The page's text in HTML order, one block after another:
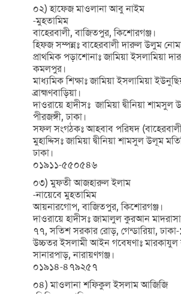
০২) হাফেজ মাওলানা আবু নাইম
-মুহতামিম
বাহেরবালী, বাজিতপুর, কিশোরগঞ্জ।
হিফজ সম্পন্নঃ বাহেরবালী দারুল উলুম
প্রাথমিক পড়াশোনাঃ জামিয়া ইসলামিয়া
কমলপুর।
মাধ্যমিক শিক্ষাঃ জামিয়া ইসলামিয়া
ব্রাহ্মণবাড়িয়া।
দাওরায়ে হাদীসঃ জামিয়া দ্বীনিয়া
পীরজঙ্গী, ঢাকা।
সফল সংগঠকঃ আহবাব পরিষদ
মুহাদ্দিসঃ জামিয়া দ্বীনিয়া শামসুল উলূম
ঢাকা।
০১৯১১-৫৫০৫৪৬
০৩) মুফতী আজহারুল ইলাম
-নায়েবে মুহতামিম
আয়নারগোপ, বাজিতপুর, কিশোরগঞ্জ।
দাওরায়ে হাদীসঃ জামালুল কুরআন মাদরাসা
৭৭, সতিশ সরকার রোড়, গেন্ডারিয়া,
উচ্চতর ইসলামী আইন গবেষণাঃ
সানারপাড়, নারায়ণগঞ্জ।
০১৯১৪-৪৭৯২৫৭
০৪) মাওলানা শফিকুল ইসলাম আজিজি